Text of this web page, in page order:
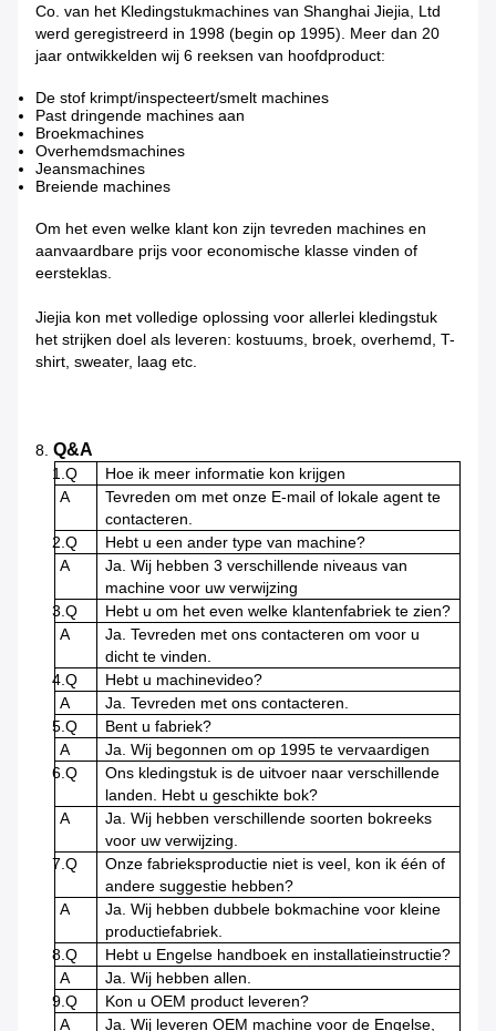
Co. van het Kledingstukmachines van Shanghai Jiejia, Ltd
werd geregistreerd in 1998 (begin op 1995). Meer dan 20
jaar ontwikkelden wij 6 reeksen van hoofdproduct:
De stof krimpt/inspecteert/smelt machines
Past dringende machines aan
Broekmachines
Overhemdsmachines
Jeansmachines
Breiende machines
Om het even welke klant kon zijn tevreden machines en
aanvaardbare prijs voor economische klasse vinden of
eersteklas.
Jiejia kon met volledige oplossing voor allerlei kledingstuk
het strijken doel als leveren: kostuums, broek, overhemd, T-
shirt, sweater, laag etc.
8. Q&A
1.Q
Hoe ik meer informatie kon krijgen
A
Tevreden om met onze E-mail of lokale agent te
contacteren.
2.Q
Hebt u een ander type van machine?
A
Ja. Wij hebben 3 verschillende niveaus van
machine voor uw verwijzing
3.Q
Hebt u om het even welke klantenfabriek te zien?
A
Ja. Tevreden met ons contacteren om voor u
dicht te vinden.
4.Q
Hebt u machinevideo?
A
Ja. Tevreden met ons contacteren.
5.Q
Bent u fabriek?
A
Ja. Wij begonnen om op 1995 te vervaardigen
6.Q
Ons kledingstuk is de uitvoer naar verschillende
landen. Hebt u geschikte bok?
A
Ja. Wij hebben verschillende soorten bokreeks
voor uw verwijzing.
7.Q
Onze fabrieksproductie niet is veel, kon ik één of
andere suggestie hebben?
A
Ja. Wij hebben dubbele bokmachine voor kleine
productiefabriek.
8.Q
Hebt u Engelse handboek en installatieinstructie?
A
Ja. Wij hebben allen.
9.Q
Kon u OEM product leveren?
A
Ja. Wij leveren OEM machine voor de Engelse,